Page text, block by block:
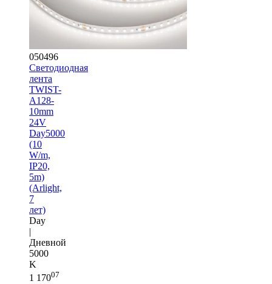
050496
Светодиодная
лента
TWIST-
A128-
10mm
24V
Day5000
(10
W/m,
IP20,
5m)
(Arlight,
7
лет)
Day
|
Дневной
5000
K
1 17007